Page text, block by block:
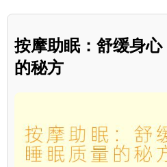
按摩助眠：舒缓身
的秘方